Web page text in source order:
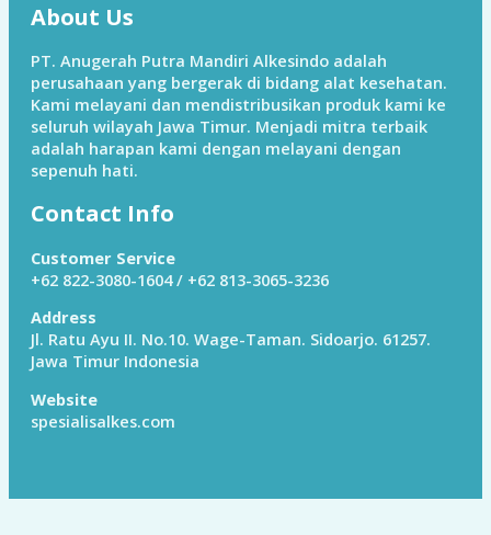
About Us
PT. Anugerah Putra Mandiri Alkesindo adalah
perusahaan yang bergerak di bidang alat kesehatan.
Kami melayani dan mendistribusikan produk kami ke
seluruh wilayah Jawa Timur. Menjadi mitra terbaik
adalah harapan kami dengan melayani dengan
sepenuh hati.
Contact Info
Customer Service
+62 822-3080-1604 / +62 813-3065-3236
Address
Jl. Ratu Ayu II. No.10. Wage-Taman. Sidoarjo. 61257.
Jawa Timur Indonesia
Website
spesialisalkes.com